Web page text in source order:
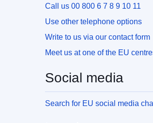
Call us 00 800 6 7 8 9 10 11
Use other telephone options
Write to us via our contact form
Meet us at one of the EU
Social media
Search for EU social media